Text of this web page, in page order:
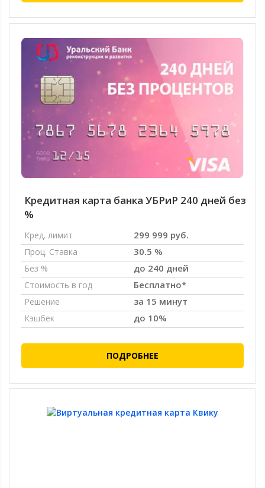
Кредитная карта банка УБРиР 240 дней без
%
Кред. лимит 299 999 руб.
Проц. Ставка 30.5 %
Без % до 240 дней
Стоимость в год Бесплатно*
Решение за 15 минут
Кэшбек до 10%
ПОДРОБНЕЕ